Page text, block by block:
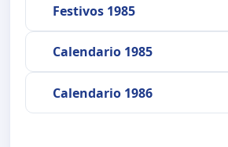
Festivos 1985
Calendario 1985
Calendario 1986